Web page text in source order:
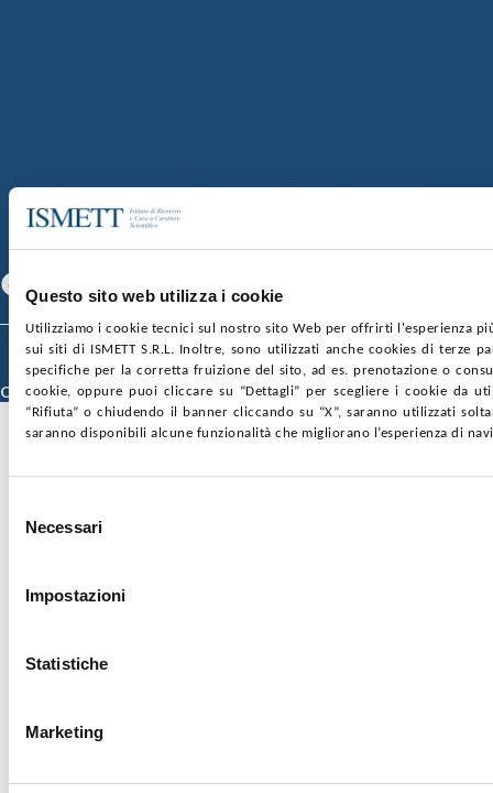
Questo sito web utilizza i cookie
Utilizziamo i cookie tecnici sul nostro sito Web per offrirti l'esperienza
sui siti di ISMETT S.R.L. Inoltre, sono utilizzati anche cookies di terze
specifiche per la corretta fruizione del sito, ad es. prenotazione o
cookie, oppure puoi cliccare su “Dettagli” per scegliere i cookie da
“Rifiuta” o chiudendo il banner cliccando su “X”, saranno utilizzati
saranno disponibili alcune funzionalità che migliorano l’esperienza di
delNecessari
Impostazioni
Statistiche
Marketing
SOSTIENICIMAPPA DEL SITOACCESSIBILITÀ
CONTATTI
SEGUICI SU
© 2026 ISMETT (Istituto Mediterraneo per i Trapianti e Terapie ad Alta
Specializzazione)
Credits